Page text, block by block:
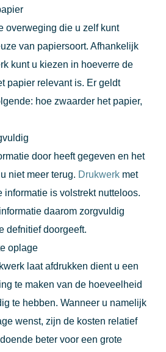
overweging die u zelf kunt
van papiersoort. Afhankelijk
kunt u kiezen in hoeverre de
papier relevant is. Er geldt
hoe zwaarder het papier,
door heeft gegeven en het
niet meer terug. Drukwerk met
informatie is volstrekt nutteloos.
daarom zorgvuldig
defnitief doorgeeft.
oplage
laat afdrukken dient u een
te maken van de hoeveelheid
te hebben. Wanneer u namelijk
wenst, zijn de kosten relatief
beter voor een grote